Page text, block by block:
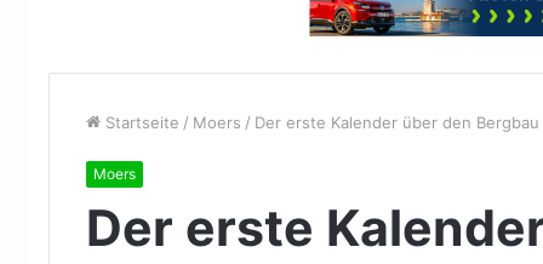
Startseite / Moers / Der erste Kalender über den
Moers
Der erste